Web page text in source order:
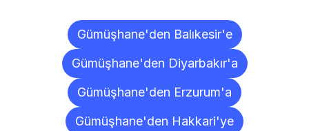
Gümüşhane'den Balıkesir'e
Gümüşhane'den Diyarbakır'a
Gümüşhane'den Erzurum'a
Gümüşhane'den Hakkari'ye